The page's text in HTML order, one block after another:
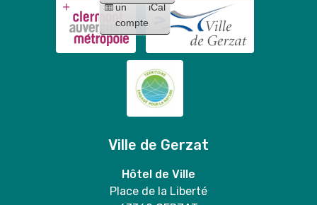
un
compte
iCal
Ville de Gerzat
Hôtel de Ville
Place de la Liberté